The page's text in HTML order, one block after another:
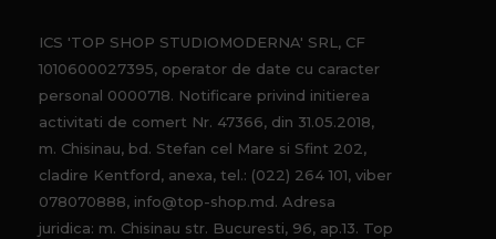
ICS 'TOP SHOP STUDIOMODERNA' SRL, CF
1010600027395, operator de date cu caracter
personal 0000718. Notificare privind initierea
activitati de comert Nr. 47366, din 31.05.2018,
m. Chisinau, bd. Stefan cel Mare si Sfint 202,
cladire Kentford, anexa, tel.: (022) 264 101, viber
078070888, info@top-shop.md. Adresa
juridica: m. Chisinau str. Bucuresti, 96, ap.13. Top